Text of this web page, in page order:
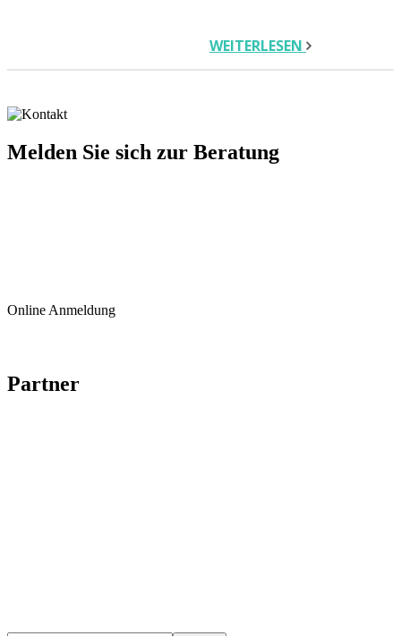
WEITERLESEN
Melden Sie sich zur Beratung
Online Anmeldung
Partner